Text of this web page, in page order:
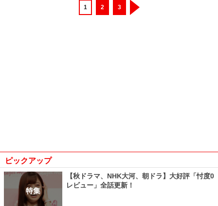
1 2 3
ピックアップ
特集
【秋ドラマ、NHK大河、朝ドラ】大好評「忖度0
レビュー」全話更新！